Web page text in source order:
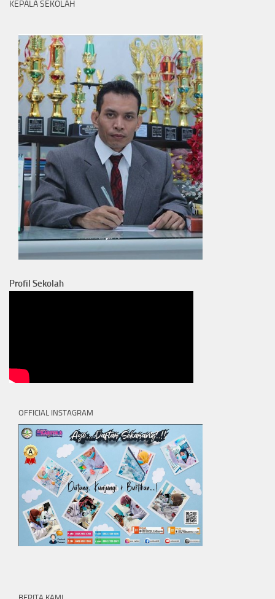
KEPALA SEKOLAH
Profil Sekolah
OFFICIAL INSTAGRAM